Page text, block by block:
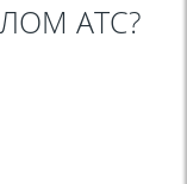
АТС?